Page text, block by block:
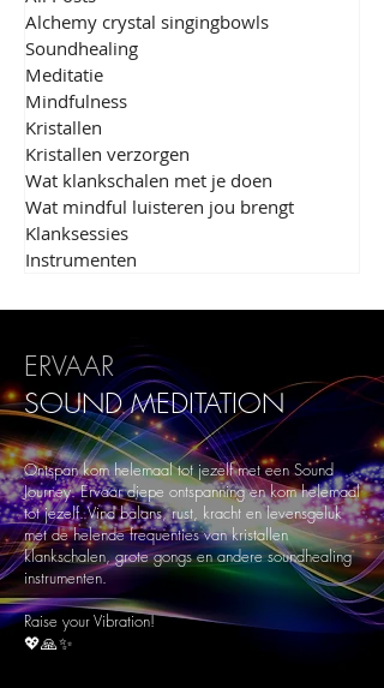
Alchemy crystal singingbowls
Soundhealing
Meditatie
Mindfulness
Kristallen
Kristallen verzorgen
Wat klankschalen met je doen
Wat mindful luisteren jou brengt
Klanksessies
Instrumenten
ERVAAR
SOUNDMEDITATION
Ontspan kom helemaal tot jezelf met een Sound
Journey. Ervaar diepe ontspanning en kom helemaal
tot jezelf. Vind balans, rust, kracht en levensgeluk
met de helende frequenties van kristallen
klankschalen, grote gongs en andere soundhealing
instrumenten.
Raise your Vibration!
💖🙏✨